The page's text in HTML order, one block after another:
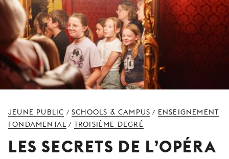
MAGAZINE
TICKETS &
ABONNEMENTS
VOTRE
JEUNE
PUBLIC
LA
JEUNE PUBLIC /SCHOOLS & CAMPUS / ENSEIGNEMENT
FONDAMENTAL / TROISIÈME DEGRÉ
LES SECRETS DE L’OPÉRA